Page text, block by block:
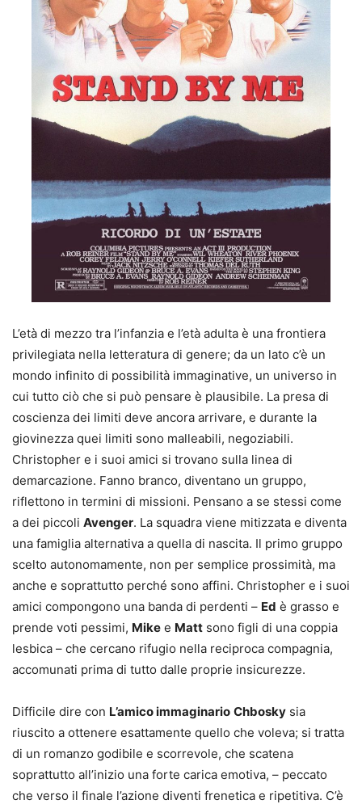
L’età di mezzo tra l’infanzia e l’età adulta è una frontiera
privilegiata nella letteratura di genere; da un lato c’è un
mondo infinito di possibilità immaginative, un universo in
cui tutto ciò che si può pensare è plausibile. La presa di
coscienza dei limiti deve ancora arrivare, e durante la
giovinezza quei limiti sono malleabili, negoziabili.
Christopher e i suoi amici si trovano sulla linea di
demarcazione. Fanno branco, diventano un gruppo,
riflettono in termini di missioni. Pensano a se stessi come
a dei piccoli Avenger. La squadra viene mitizzata e diventa
una famiglia alternativa a quella di nascita. Il primo gruppo
scelto autonomamente, non per semplice prossimità, ma
anche e soprattutto perché sono affini. Christopher e i suoi
amici compongono una banda di perdenti – Ed è grasso e
prende voti pessimi, Mike e Matt sono figli di una coppia
lesbica – che cercano rifugio nella reciproca compagnia,
accomunati prima di tutto dalle proprie insicurezze.
Difficile dire con L’amico immaginario Chbosky sia
riuscito a ottenere esattamente quello che voleva; si tratta
di un romanzo godibile e scorrevole, che scatena
soprattutto all’inizio una forte carica emotiva, – peccato
che verso il finale l’azione diventi frenetica e ripetitiva. C’è